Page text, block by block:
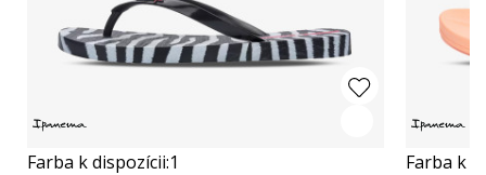
Farba k dispozícii:1 Farba k